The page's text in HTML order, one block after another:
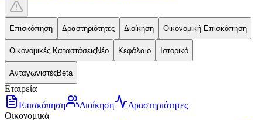
Επισκόπηση Δραστηριότητες Διοίκηση Οικονομική Επισκόπηση
Οικονομικές ΚαταστάσειςΝέο Κεφάλαιο Ιστορικό
ΑνταγωνιστέςBeta
Εταιρεία
Επισκόπηση
Διοίκηση
Δραστηριότητες
Οικονομικά